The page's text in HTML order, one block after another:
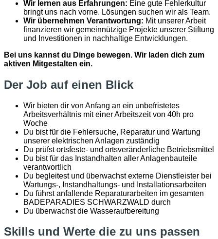
Wir lernen aus Erfahrungen: Eine gute Fehlerkultur
bringt uns nach vorne. Lösungen suchen wir als Team.
Wir übernehmen Verantwortung: Mit unserer Arbeit
finanzieren wir gemeinnützige Projekte unserer Stiftung
und Investitionen in nachhaltige Entwicklungen.
Bei uns kannst du Dinge bewegen. Wir laden dich zum
aktiven Mitgestalten ein.
Der Job auf einen Blick
Wir bieten dir von Anfang an ein unbefristetes
Arbeitsverhältnis mit einer Arbeitszeit von 40h pro
Woche
Du bist für die Fehlersuche, Reparatur und Wartung
unserer elektrischen Anlagen zuständig
Du prüfst ortsfeste- und ortsveränderliche Betriebsmittel
Du bist für das Instandhalten aller Anlagenbauteile
verantwortlich
Du begleitest und überwachst externe Dienstleister bei
Wartungs-, Instandhaltungs- und Installationsarbeiten
Du führst anfallende Reparaturarbeiten im gesamten
BADEPARADIES SCHWARZWALD durch
Du überwachst die Wasseraufbereitung
Skills und Werte die zu uns passen